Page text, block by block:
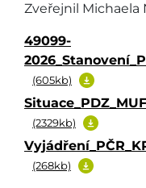
Zveřejnil Michaela
49099-
(605kb)
(2329kb)
(268kb)